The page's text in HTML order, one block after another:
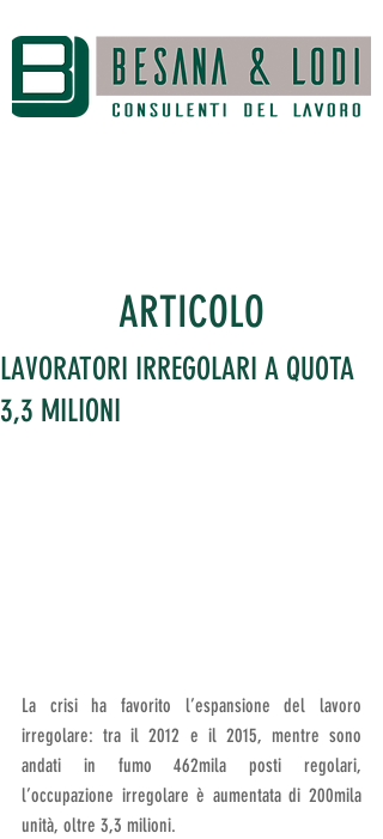
ARTICOLO
LAVORATORI IRREGOLARI A QUOTA
3,3 MILIONI
La crisi ha favorito l’espansione del lavoro
irregolare: tra il 2012 e il 2015, mentre sono
andati in fumo 462mila posti regolari,
l’occupazione irregolare è aumentata di 200mila
unità, oltre 3,3 milioni.